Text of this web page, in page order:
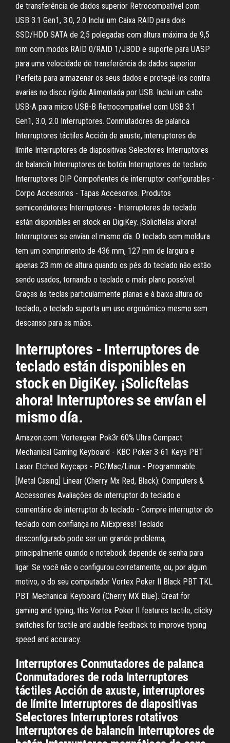
de transferência de dados superior Retrocompatível com
USB 3.1 Gen1, 3.0, 2.0 Inclui um Caixa RAID para dois
SSD/HDD SATA de 2,5 polegadas com altura máxima de 9,5
mm com modos RAID 0/RAID 1/JBOD e suporte para UASP
para uma velocidade de transferência de dados superior
Perfeita para armazenar os seus dados e protegê-los contra
avarias no disco rígido Alimentada por USB. Inclui um cabo
USB-A para micro USB-B Retrocompatível com USB 3.1
Gen1, 3.0, 2.0 Interruptores. Conmutadores de palanca
Interruptores táctiles Acción de axuste, interruptores de
límite Interruptores de diapositivas Selectores Interruptores
de balancín Interruptores de botón Interruptores de teclado
Interruptores DIP Compoñentes de interruptor configurables -
Corpo Accesorios - Tapas Accesorios. Produtos
semicondutores Interruptores - Interruptores de teclado
están disponibles en stock en DigiKey. ¡Solicítelas ahora!
Interruptores se envían el mismo día. O teclado sem moldura
tem um comprimento de 436 mm, 127 mm de largura e
apenas 23 mm de altura quando os pés do teclado não estão
sendo usados, tornando o teclado o mais plano possível.
Graças às teclas particularmente planas e à baixa altura do
teclado, o teclado suporta um uso ergonômico mesmo sem
descanso para as mãos.
Interruptores - Interruptores de
teclado están disponibles en
stock en DigiKey. ¡Solicítelas
ahora! Interruptores se envían el
mismo día.
Amazon.com: Vortexgear Pok3r 60% Ultra Compact
Mechanical Gaming Keyboard - KBC Poker 3-61 Keys PBT
Laser Etched Keycaps - PC/Mac/Linux - Programmable
[Metal Casing] Linear (Cherry Mx Red, Black): Computers &
Accessories Avaliações de interruptor do teclado e
comentário de interruptor do teclado - Compre interruptor do
teclado com confiança no AliExpress! Teclado
desconfigurado pode ser um grande problema,
principalmente quando o notebook depende de senha para
ligar. Se você não o configurou corretamente, ou, por algum
motivo, o do seu computador Vortex Poker II Black PBT TKL
PBT Mechanical Keyboard (Cherry MX Blue). Great for
gaming and typing, this Vortex Poker II features tactile, clicky
switches for tactile and audible feedback to improve typing
speed and accuracy.
Interruptores Conmutadores de palanca
Conmutadores de roda Interruptores
táctiles Acción de axuste, interruptores
de límite Interruptores de diapositivas
Selectores Interruptores rotativos
Interruptores de balancín Interruptores de